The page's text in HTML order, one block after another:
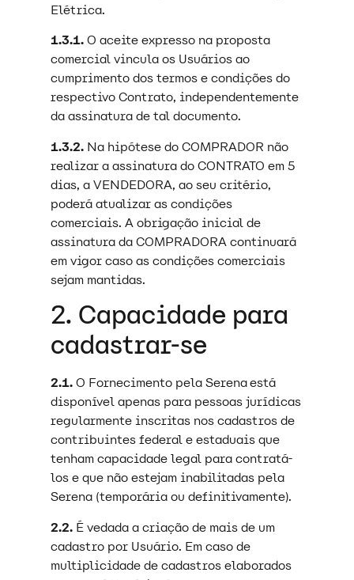
Elétrica.
1.3.1.O aceite expresso na proposta
comercial vincula os Usuários ao
cumprimento dos termos e condições do
respectivo Contrato, independentemente
da assinatura de tal documento.
1.3.2. Na hipótese do COMPRADOR não
realizar a assinatura do CONTRATO em 5
dias, a VENDEDORA, ao seu critério,
poderá atualizar as condições
comerciais. A obrigação inicial de
assinatura da COMPRADORA continuará
em vigor caso as condições comerciais
sejam mantidas.
2. Capacidade para
cadastrar-se
2.1.O Fornecimento pela Serena está
disponível apenas para pessoas jurídicas
regularmente inscritas nos cadastros de
contribuintes federal e estaduais que
tenham capacidade legal para contratá-
los e que não estejam inabilitadas pela
Serena (temporária ou definitivamente).
2.2. É vedada a criação de mais de um
cadastro por Usuário. Em caso de
multiplicidade de cadastros elaborados